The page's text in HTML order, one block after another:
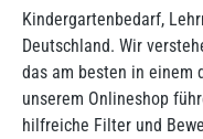
Kindergartenbedarf,
Deutschland. Wir
das am besten in einem
unserem Onlineshop
hilfreiche Filter und